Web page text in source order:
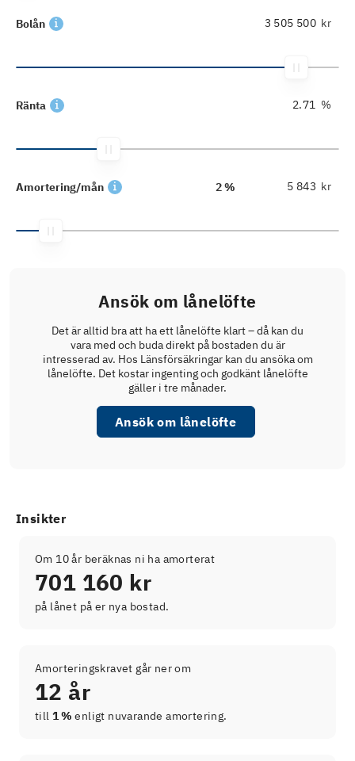
Bolån kr
Ränta %
Amortering/mån 2 % kr
Ansök om lånelöfte
Det är alltid bra att ha ett lånelöfte klart – då kan du
vara med och buda direkt på bostaden du är
intresserad av. Hos Länsförsäkringar kan du ansöka om
lånelöfte. Det kostar ingenting och godkänt lånelöfte
gäller i tre månader.
Ansök om lånelöfte
Insikter
Om 10 år beräknas ni ha amorterat
701 160 kr
på lånet på er nya bostad.
Amorteringskravet går ner om
12 år
till 1 % enligt nuvarande amortering.